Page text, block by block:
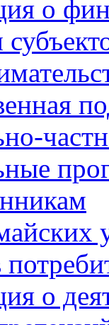
о
о